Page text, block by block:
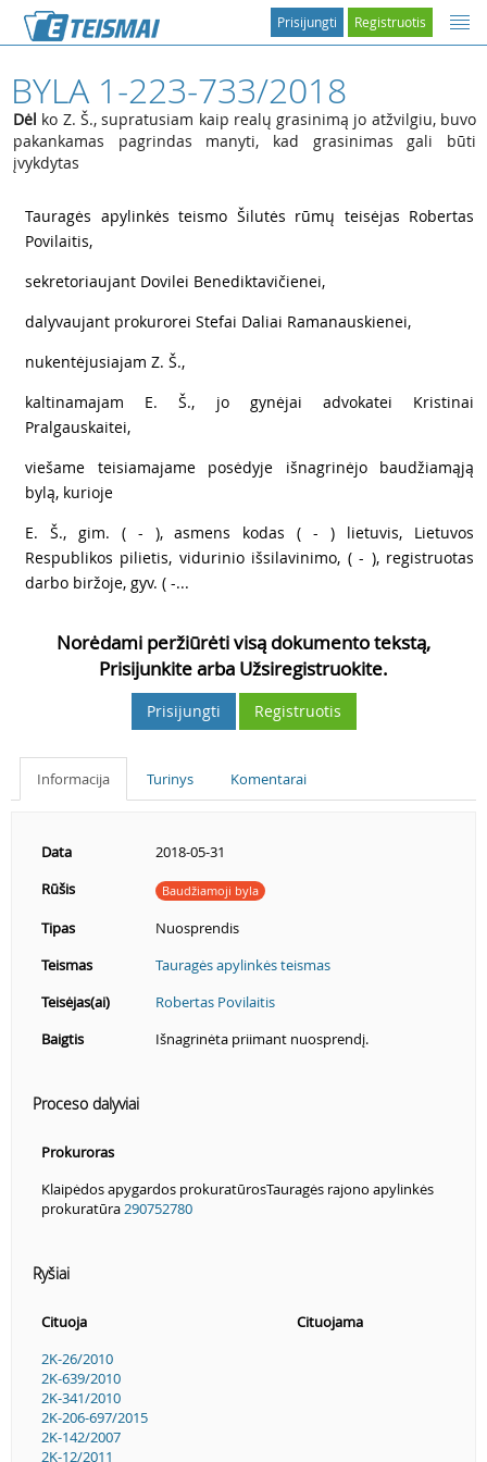
Registruotis
Prisijungti
BYLA 1-223-733/2018
Dėl ko Z. Š., supratusiam kaip realų grasinimą jo atžvilgiu, buvo
pakankamas pagrindas manyti, kad grasinimas gali būti
įvykdytas
Tauragės apylinkės teismo Šilutės rūmų teisėjas Robertas
Povilaitis,
sekretoriaujant Dovilei Benediktavičienei,
dalyvaujant prokurorei Stefai Daliai Ramanauskienei,
nukentėjusiajam Z. Š.,
kaltinamajam E. Š., jo gynėjai advokatei Kristinai
Pralgauskaitei,
viešame teisiamajame posėdyje išnagrinėjo baudžiamąją
bylą, kurioje
E. Š., gim. ( - ), asmens kodas ( - ) lietuvis, Lietuvos
Respublikos pilietis, vidurinio išsilavinimo, ( - ), registruotas
darbo biržoje, gyv. ( -...
Norėdami peržiūrėti visą dokumento tekstą,
Prisijunkite arba Užsiregistruokite.
Prisijungti Registruotis
Informacija Turinys Komentarai
Data
2018-05-31
Rūšis
Baudžiamoji byla
Tipas
Nuosprendis
Teismas
Tauragės apylinkės teismas
Teisėjas(ai)
Robertas Povilaitis
Baigtis
Išnagrinėta priimant nuosprendį.
Proceso dalyviai
Prokuroras
Klaipėdos apygardos prokuratūrosTauragės rajono apylinkės
prokuratūra290752780
Ryšiai
Cituoja
Cituojama
2K-26/2010
2K-639/2010
2K-341/2010
2K-206-697/2015
2K-142/2007
2K-12/2011